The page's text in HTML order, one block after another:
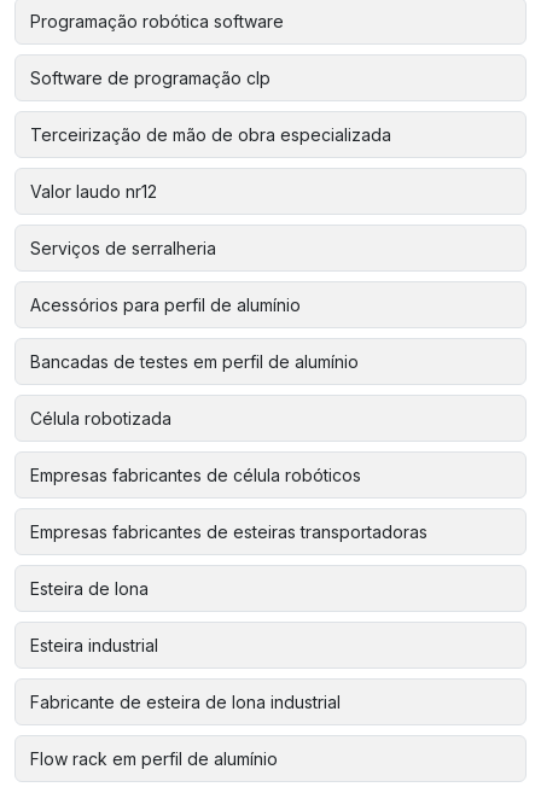
Programação robótica software
Software de programação clp
Terceirização de mão de obra especializada
Valor laudo nr12
Serviços de serralheria
Acessórios para perfil de alumínio
Bancadas de testes em perfil de alumínio
Célula robotizada
Empresas fabricantes de célula robóticos
Empresas fabricantes de esteiras transportadoras
Esteira de lona
Esteira industrial
Fabricante de esteira de lona industrial
Flow rack em perfil de alumínio